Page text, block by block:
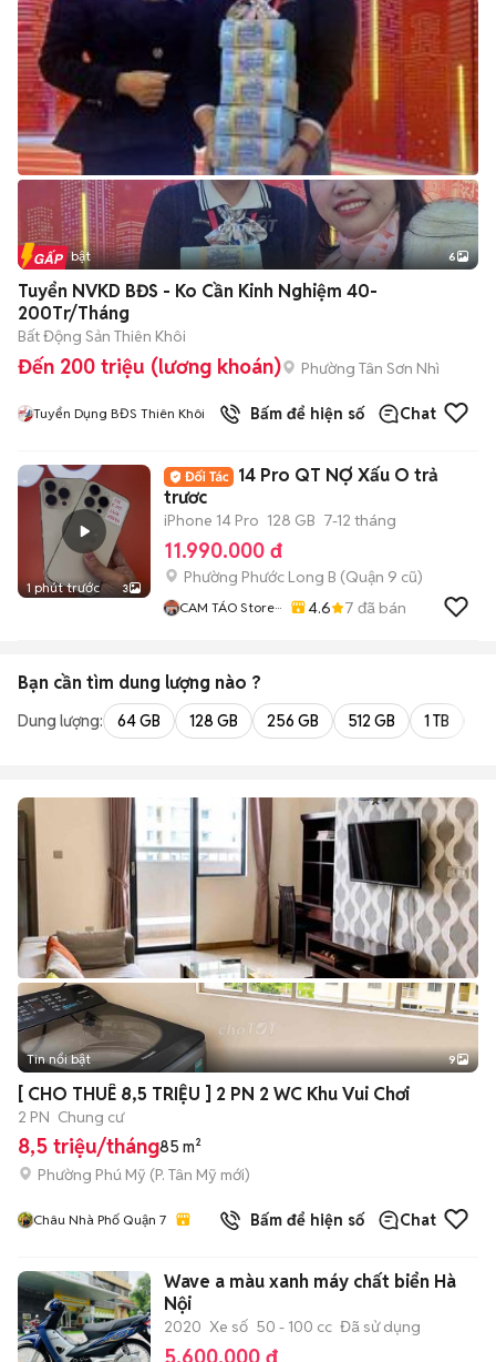
+2
Tin nổi bật 6
Tuyển NVKD BĐS - Ko Cần Kinh Nghiệm 40-
200Tr/Tháng
Bất Động Sản Thiên Khôi
Đến 200 triệu (lương khoán) Phường Tân Sơn Nhì
Tuyển Dụng BĐS Thiên Khôi Bấm để hiện số Chat
1 phút trước 3
14 Pro QT NỢ Xấu O trả
trươc
iPhone 14 Pro 128 GB 7-12 tháng
11.990.000 đ
Phường Phước Long B (Quận 9 cũ)
CAM TÁO Store··· 4.6 7 đã bán
Bạn cần tìm dung lượng nào ?
Dung lượng: 64 GB 128 GB 256 GB 512 GB 1 TB
+2
Tin nổi bật 9
[ CHO THUÊ 8,5 TRIỆU ] 2 PN 2 WC Khu Vui Chơi
2 PN Chung cư
8,5 triệu/tháng85 m²
Phường Phú Mỹ (P. Tân Mỹ mới)
Châu Nhà Phố Quận 7 Bấm để hiện số Chat
Wave a màu xanh máy chất biển Hà
Nội
2020 Xe số 50 - 100 cc Đã sử dụng